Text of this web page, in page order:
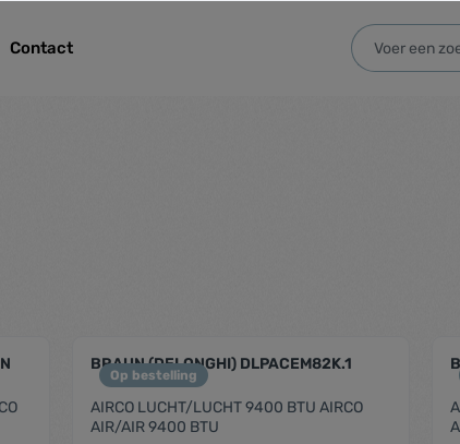
Contact
Op bestelling
BRAUN (DELONGHI) DLPACEM82K.1
AIRCO LUCHT/LUCHT 9400 BTU AIRCO
AIR/AIR 9400 BTU